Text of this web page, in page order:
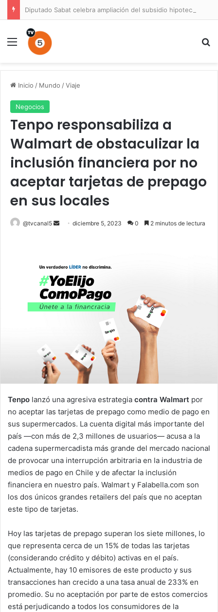
Menú
Inicio / Mundo /Viaje
Negocios
Tenpo responsabiliza a
Walmart de obstaculizar la
inclusión financiera por no
aceptar tarjetas de prepago
en sus locales
@tvcanal5
Senddiciembre 5, 2023 0 2 minutos de lectura
Tenpo lanzó una agresiva estrategia contra Walmart por
no aceptar las tarjetas de prepago como medio de pago en
sus supermercados. La cuenta digital más importante del
país —con más de 2,3 millones de usuarios— acusa a la
cadena supermercadista más grande del mercado nacional
de provocar una interrupción arbitraria en la industria de
medios de pago en Chile y de afectar la inclusión
financiera en nuestro país. Walmart y Falabella.com son
los dos únicos grandes retailers del país que no aceptan
este tipo de tarjetas.
Hoy las tarjetas de prepago superan los siete millones, lo
que representa cerca de un 15% de todas las tarjetas
(considerando crédito y débito) activas en el país.
Actualmente, hay 10 emisores de este producto y sus
transacciones han crecido a una tasa anual de 233% en
promedio. Su no aceptación por parte de estos comercios
está perjudicando a todos los consumidores de la